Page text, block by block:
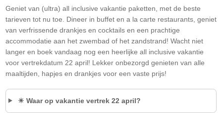
Geniet van (ultra) all inclusive vakantie paketten, met de beste
tarieven tot nu toe. Dineer in buffet en a la carte restaurants, geniet
van verfrissende drankjes en cocktails en een prachtige
accommodatie aan het zwembad of het zandstrand! Wacht niet
langer en boek vandaag nog een heerlijke all inclusive vakantie
voor vertrekdatum 22 april! Lekker onbezorgd genieten van alle
maaltijden, hapjes en drankjes voor een vaste prijs!
☀ Waar op vakantie vertrek 22 april?